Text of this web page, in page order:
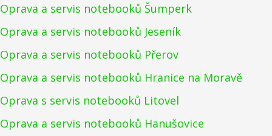
Oprava a servis notebooků Šumperk
Oprava a servis notebooků Jeseník
Oprava a servis notebooků Přerov
Oprava a servis notebooků Hranice na Moravě
Oprava s servis notebooků Litovel
Oprava a servis notebooků Hanušovice